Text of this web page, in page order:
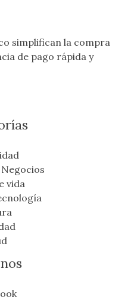
simplifican la compra
de pago rápida y
vida